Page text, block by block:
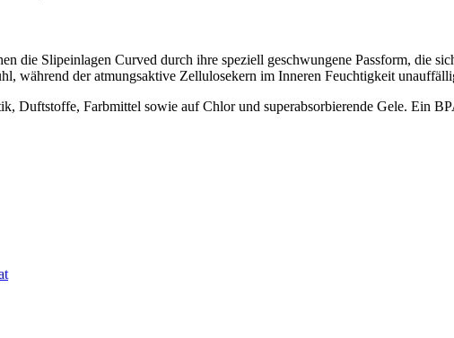
die Slipeinlagen Curved durch ihre speziell geschwungene Passform, die
während der atmungsaktive Zellulosekern im Inneren Feuchtigkeit
Duftstoffe, Farbmittel sowie auf Chlor und superabsorbierende Gele. Ein